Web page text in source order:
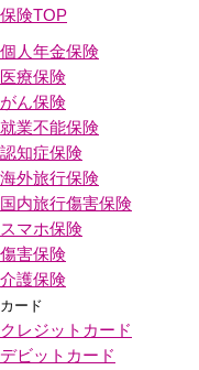
保険TOP
個人年金保険
医療保険
がん保険
就業不能保険
認知症保険
海外旅行保険
国内旅行傷害保険
スマホ保険
傷害保険
介護保険
カード
クレジットカード
デビットカード